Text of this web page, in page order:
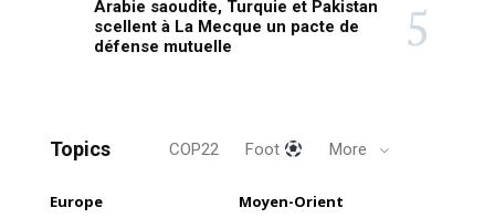
Arabie saoudite, Turquie et Pakistan
scellent à La Mecque un pacte de
défense mutuelle
Topics COP22 Foot More
Europe Moyen-Orient